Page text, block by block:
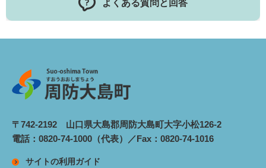
よくある質問と回答
〒742-2192 山口県大島郡周防大島町大字小松126-2
電話：0820-74-1000（代表）／Fax：0820-74-1016
サイトの利用ガイド